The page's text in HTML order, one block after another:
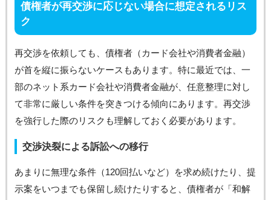
債権者が再交渉に応じない場合に想定されるリス
ク
再交渉を依頼しても、債権者（カード会社や消費者金融）
が首を縦に振らないケースもあります。特に最近では、一
部のネット系カード会社や消費者金融が、任意整理に対し
て非常に厳しい条件を突きつける傾向にあります。再交渉
を強行した際のリスクも理解しておく必要があります。
交渉決裂による訴訟への移行
あまりに無理な条件（120回払いなど）を求め続けたり、提
示案をいつまでも保留し続けたりすると、債権者が「和解